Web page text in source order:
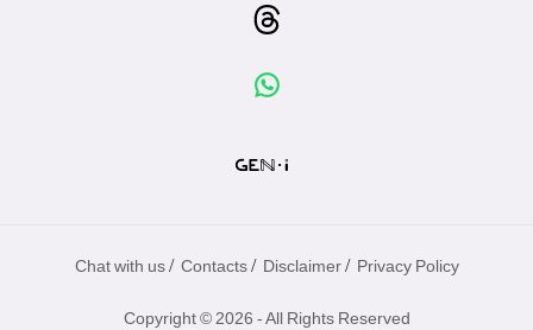
Chat with us / Contacts / Disclaimer / Privacy Policy
Copyright © 2026 - All Rights Reserved